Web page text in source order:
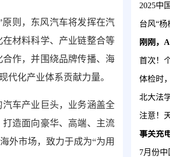
则，东风汽车将发挥在汽
材料科学、产业链整合等
作，并围绕品牌传播、海
代化产业体系贡献力量。
车产业巨头，业务涵盖全
造面向豪华、高端、主流
外市场，致力于成为“为用
2025中
台风“
刚刚，
首次！
体检时
北大法
注意！
事关充
7月份